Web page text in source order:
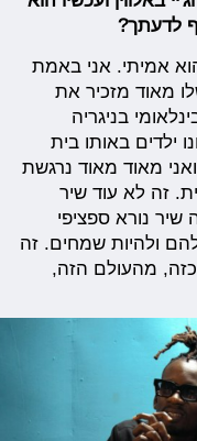
לדעתך?
אמיתי. אני באמת
מאוד מזכיר את
בניגריה
ילדים באותו בית
מאוד מאוד נרגשת
זה לא עוד שיר
שיר נורא ספציפי
ולהיות שמחים. זה
מהעולם הזה,